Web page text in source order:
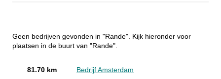
Geen bedrijven gevonden in "Rande". Kijk hieronder voor
plaatsen in de buurt van "Rande".
81.70 km Bedrijf Amsterdam